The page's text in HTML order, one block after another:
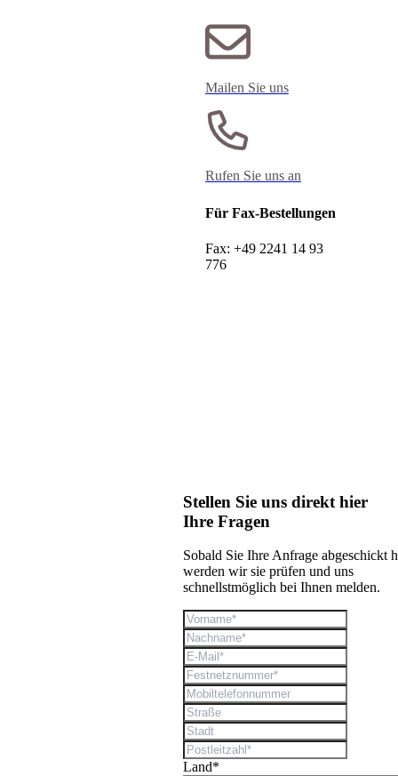
Mailen Sie uns
Rufen Sie uns an
Für Fax-Bestellungen
Fax: +49 2241 14 93
776
Stellen Sie uns direkt hier
Ihre Fragen
Sobald Sie Ihre Anfrage abgeschickt
werden wir sie prüfen und uns
schnellstmöglich bei Ihnen melden.
Land*